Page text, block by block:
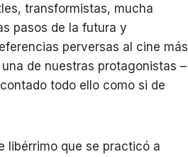
transformistas, mucha
pasos de la futura y
perversas al cine más
de nuestras protagonistas –
todo ello como si de
libérrimo que se practicó a